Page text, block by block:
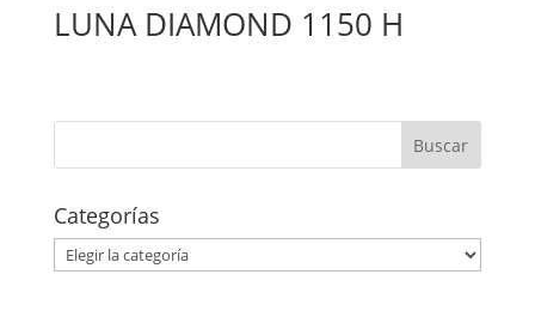
LUNA DIAMOND 1150 H
Categorías
Categorías